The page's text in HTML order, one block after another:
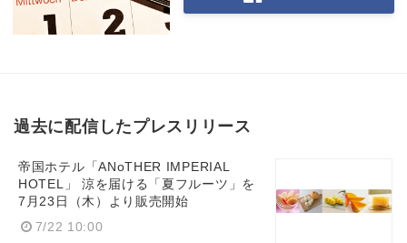
過去に配信したプレスリリース
帝国ホテル「ANoTHER IMPERIAL
HOTEL」 涼を届ける「夏フルーツ」を
7月23日（木）より販売開始
7/22 10:00